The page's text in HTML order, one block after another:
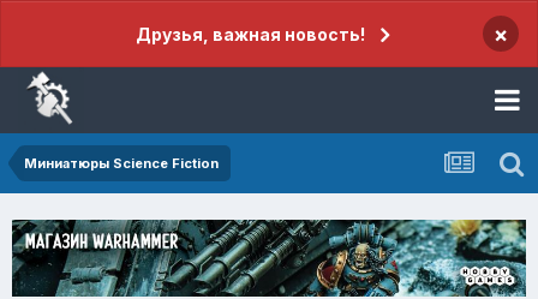
Друзья, важная новость! ×
Миниатюры Science Fiction